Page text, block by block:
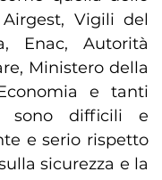
Vigili del
Enac, Autorità
Ministero della
e tanti
sono difficili e
e serio rispetto
sicurezza e la